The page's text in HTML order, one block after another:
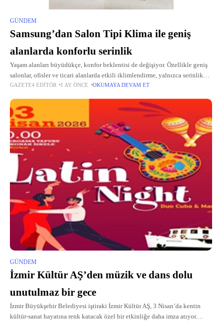
GÜNDEM
Samsung’dan Salon Tipi Klima ile geniş
alanlarda konforlu serinlik
Yaşam alanları büyüdükçe, konfor beklentisi de değişiyor. Özellikle geniş
salonlar, ofisler ve ticari alanlarda etkili iklimlendirme, yalnızca serinlik
değil aynı zamanda dengeli hava dağılımı ve estetik uyum anlamına
GAZETE4 EDITÖR 1 AY ÖNCE OKUMAYA DEVAM ET
GÜNDEM
İzmir Kültür AŞ’den müzik ve dans dolu
unutulmaz bir gece
İzmir Büyükşehir Belediyesi iştiraki İzmir Kültür AŞ, 3 Nisan’da kentin
kültür-sanat hayatına renk katacak özel bir etkinliğe daha imza atıyor.